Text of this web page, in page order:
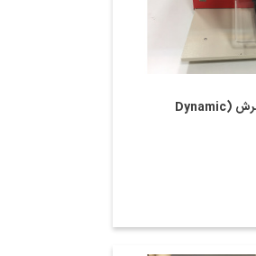
بارگذار دینامیکی فرش (Dynamic